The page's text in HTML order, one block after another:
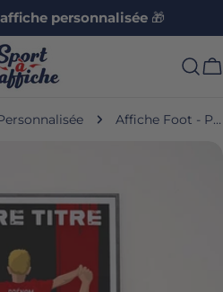
personnalisée 🎁
Affiche Foot - Père et Enfant Personnalisé